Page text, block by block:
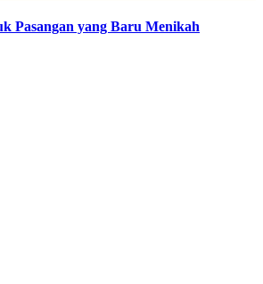
Pasangan yang Baru Menikah